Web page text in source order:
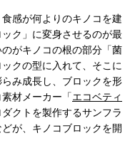
が何よりのキノコを建
ク」に変身させるのが最
がキノコの根の部分「菌
クの型に入れて、そこに
み成長し、ブロックを形
材メーカー「エコベティ
クトを製作するサンフラ
どが、キノコブロックを開